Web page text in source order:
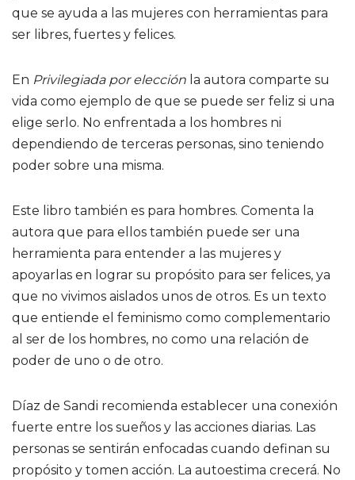
que se ayuda a las mujeres con herramientas para
ser libres, fuertes y felices.
En Privilegiada por elección la autora comparte su
vida como ejemplo de que se puede ser feliz si una
elige serlo. No enfrentada a los hombres ni
dependiendo de terceras personas, sino teniendo
poder sobre una misma.
Este libro también es para hombres. Comenta la
autora que para ellos también puede ser una
herramienta para entender a las mujeres y
apoyarlas en lograr su propósito para ser felices, ya
que no vivimos aislados unos de otros. Es un texto
que entiende el feminismo como complementario
al ser de los hombres, no como una relación de
poder de uno o de otro.
Díaz de Sandi recomienda establecer una conexión
fuerte entre los sueños y las acciones diarias. Las
personas se sentirán enfocadas cuando definan su
propósito y tomen acción. La autoestima crecerá. No